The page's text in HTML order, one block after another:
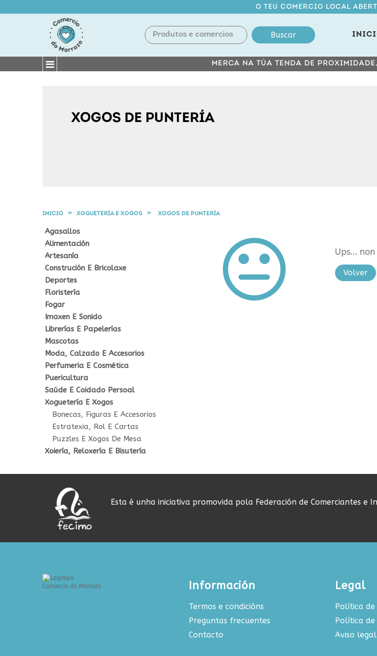
O TEU COMERCIO LOCAL
Buscar
MERCA NA TÚA TENDA DE
XOGOS DE PUNTERÍA
INICIO XOGUETERÍA E XOGOS XOGOS DE PUNTERÍA
Agasallos
Alimentación
Artesanía
Construción E Bricolaxe
Deportes
Floristería
Fogar
Imaxen E Sonido
Librerías E Papelerías
Mascotas
Moda, Calzado E Accesorios
Perfumeria E Cosmética
Puericultura
Saúde E Coidado Persoal
Xoguetería E Xogos
Bonecas, Figuras E Accesorios
Estratexia, Rol E Cartas
Puzzles E Xogos De Mesa
Xoiería, Reloxería E Bisutería
Ups...
Volver
Esta é unha iniciativa promovida pola Federación de Comerciantes e
Información
Termos e condicións
Preguntas frecuentes
Contacto
Legal
Política
Política de
Aviso legal